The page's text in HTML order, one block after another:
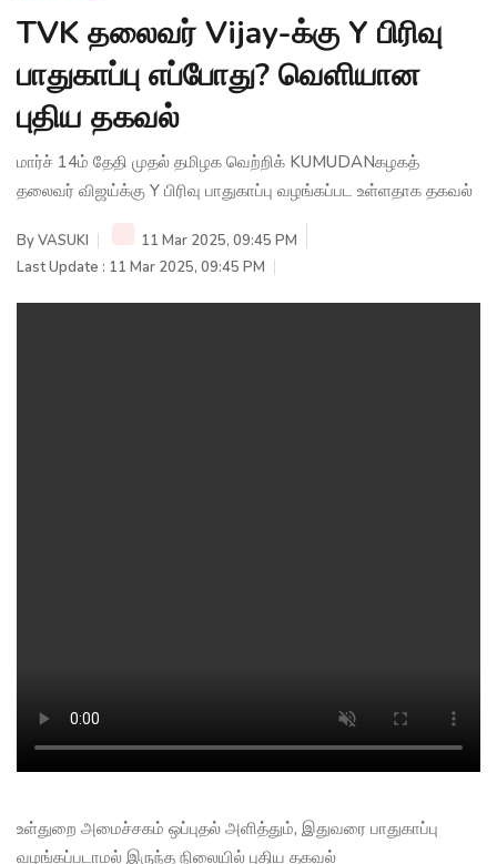
TVK தலைவர் Vijay-க்கு Y பிரிவு
பாதுகாப்பு எப்போது? வெளியான
புதிய தகவல்
மார்ச் 14ம் தேதி முதல் தமிழக வெற்றிக் KUMUDANகழகத்
தலைவர் விஜய்க்கு Y பிரிவு பாதுகாப்பு வழங்கப்பட உள்ளதாக தகவல்
ByVASUKI
11 Mar 2025, 09:45 PM
Last Update : 11 Mar 2025, 09:45 PM
உள்துறை அமைச்சகம் ஒப்புதல் அளித்தும், இதுவரை பாதுகாப்பு
வழங்கப்படாமல் இருந்த நிலையில் புதிய தகவல்